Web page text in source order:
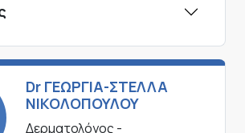
Dr ΓΕΩΡΓΙΑ-ΣΤΕΛΛΑ
ΝΙΚΟΛΟΠΟΥΛΟΥ
Δερματολόγος -